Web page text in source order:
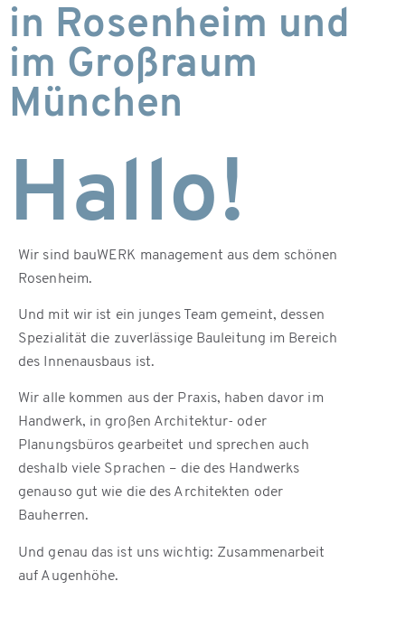
in Rosenheim und
im Großraum
München
Hallo!
Wir sind bauWERK management aus dem schönen
Rosenheim.
Und mit wir ist ein junges Team gemeint, dessen
Spezialität die zuverlässige Bauleitung im Bereich
des Innenausbaus ist.
Wir alle kommen aus der Praxis, haben davor im
Handwerk, in großen Architektur- oder
Planungsbüros gearbeitet und sprechen auch
deshalb viele Sprachen – die des Handwerks
genauso gut wie die des Architekten oder
Bauherren.
Und genau das ist uns wichtig: Zusammenarbeit
auf Augenhöhe.